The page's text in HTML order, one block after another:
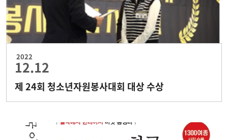
2022
12.12
제 24회 청소년자원봉사대회 대상 수상